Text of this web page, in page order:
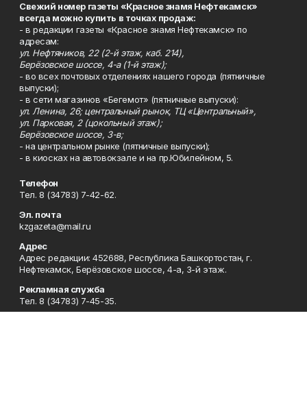
Свежий номер газеты «Красное знамя Нефтекамск»
всегда можно купить в точках продаж:
- в редакции газеты «Красное знамя Нефтекамск» по
адресам:
ул. Нефтяников, 22 (2-й этаж, каб. 214),
Берёзовское шоссе, 4-а (1-й этаж);
- во всех почтовых отделениях нашего города (пятничные
выпуски);
- в сети магазинов «Бегемот» (пятничные выпуски):
ул. Ленина, 26; центральный рынок, ТЦ «Центральный»,
ул. Парковая, 2 (цокольный этаж);
Берёзовское шоссе, 3-в;
- на центральном рынке (пятничные выпуски);
- в киосках на автовокзале и на пр.Юбилейном, 5.
Телефон
Тел. 8 (34783) 7-42-62.
Эл. почта
kzgazeta@mail.ru
Адрес
Адрес редакции: 452688, Республика Башкортостан, г.
Нефтекамск, Берёзовское шоссе, 4-а, 3-й этаж.
Рекламная служба
Тел. 8 (34783) 7-45-35.